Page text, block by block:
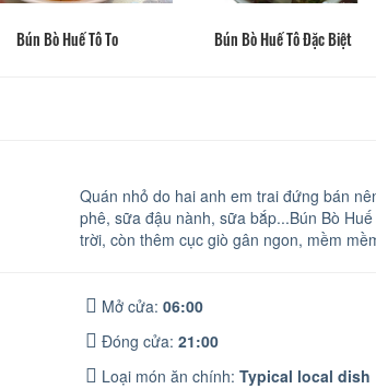
Bún Bò Huế Tô To Bún Bò Huế Tô Đặc Biệt
Quán nhỏ do hai anh em trai đứng bán
phê, sữa đậu nành, sữa bắp...Bún Bò
trời, còn thêm cục giò gân ngon, mềm
Mở cửa: 06:00
Đóng cửa: 21:00
Loại món ăn chính: Typical local dish